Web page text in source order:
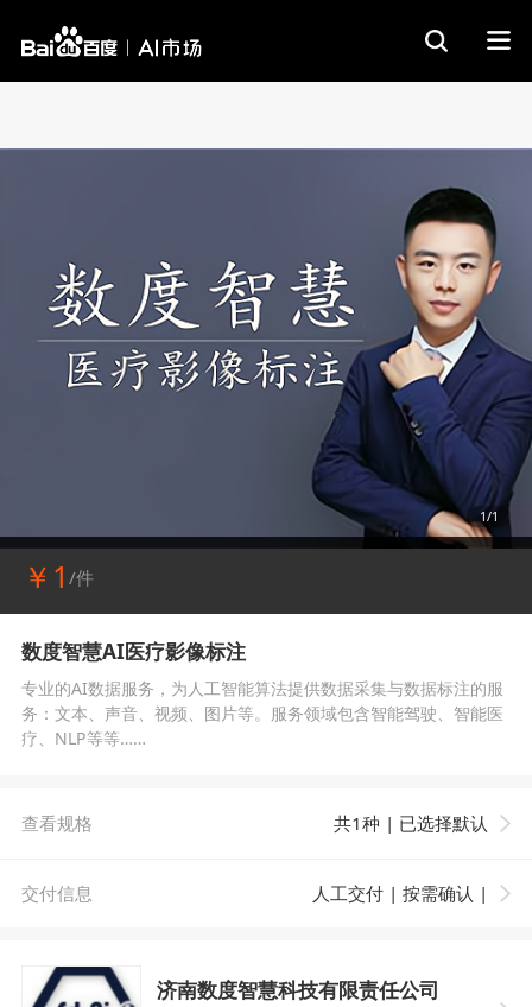
￥1 /件
1/1
数度智慧AI医疗影像标注
专业的AI数据服务，为人工智能算法提供数据采集与数据标注的服
务：文本、声音、视频、图片等。服务领域包含智能驾驶、智能医
疗、NLP等等……
查看规格 共1种 | 已选择默认
交付信息 人工交付 | 按需确认 |
济南数度智慧科技有限责任公司